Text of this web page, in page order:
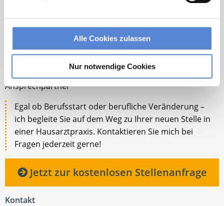
Alle Cookies zulassen
Nur notwendige Cookies
Ansprechpartner
Egal ob Berufsstart oder berufliche Veränderung –
ich begleite Sie auf dem Weg zu Ihrer neuen Stelle in
einer Hausarztpraxis. Kontaktieren Sie mich bei
Fragen jederzeit gerne!
Jetzt zur kostenlosen Stellenanfrage
Kontakt